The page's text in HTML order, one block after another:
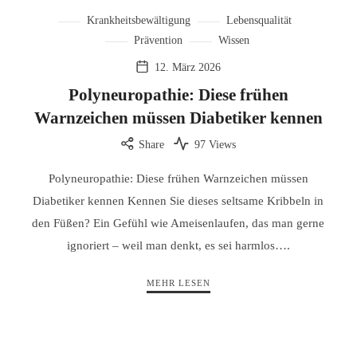
Krankheitsbewältigung
Lebensqualität
Prävention
Wissen
12. März 2026
Polyneuropathie: Diese frühen
Warnzeichen müssen Diabetiker kennen
Share 97 Views
Polyneuropathie: Diese frühen Warnzeichen müssen
Diabetiker kennen Kennen Sie dieses seltsame Kribbeln in
den Füßen? Ein Gefühl wie Ameisenlaufen, das man gerne
ignoriert – weil man denkt, es sei harmlos….
MEHR LESEN